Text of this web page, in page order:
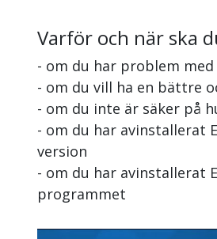
Varför och när ska
- om du har problem
- om du vill ha en bättre
- om du inte är säker på
- om du har avinstallerat
version
- om du har avinstallerat
programmet